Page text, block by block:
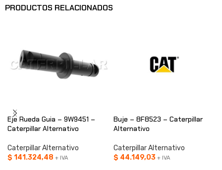
PRODUCTOS RELACIONADOS
Eje Rueda Guia – 9W9451 –
Caterpillar Alternativo
Caterpillar Alternativo
$ 141.324,48 + IVA
Buje – 8F8523 – Caterpillar
Alternativo
Caterpillar Alternativo
$ 44.149,03 + IVA